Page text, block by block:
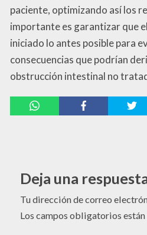
paciente, optimizando así los
importante es garantizar que
iniciado lo antes posible para
consecuencias que podrían
obstrucción intestinal no
Deja una
Tu dirección de correo
Los campos obligatorios